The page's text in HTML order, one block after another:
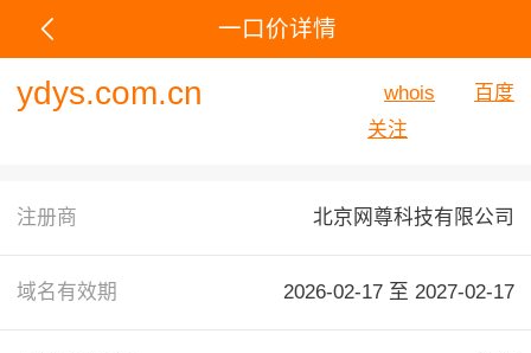
一口价详情
ydys.com.cn whois
百度
关注
注册商 北京网尊科技有限公司
域名有效期 2026-02-17 至 2027-02-17